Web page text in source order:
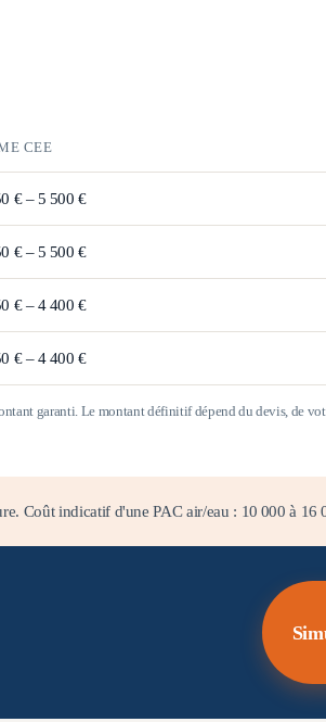
CEE
€ – 5 500 €
€ – 5 500 €
€ – 4 400 €
€ – 4 400 €
garanti. Le montant définitif dépend du devis, de
Coût indicatif d'une PAC air/eau : 10 000 à 16